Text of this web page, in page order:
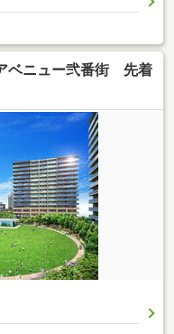
ベニュー弐番街 先着